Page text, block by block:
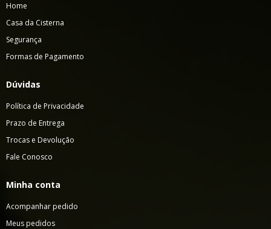
Home
Casa da Cisterna
Segurança
Formas de Pagamento
Dúvidas
Política de Privacidade
Prazo de Entrega
Trocas e Devolução
Fale Conosco
Minha conta
Acompanhar pedido
Meus pedidos